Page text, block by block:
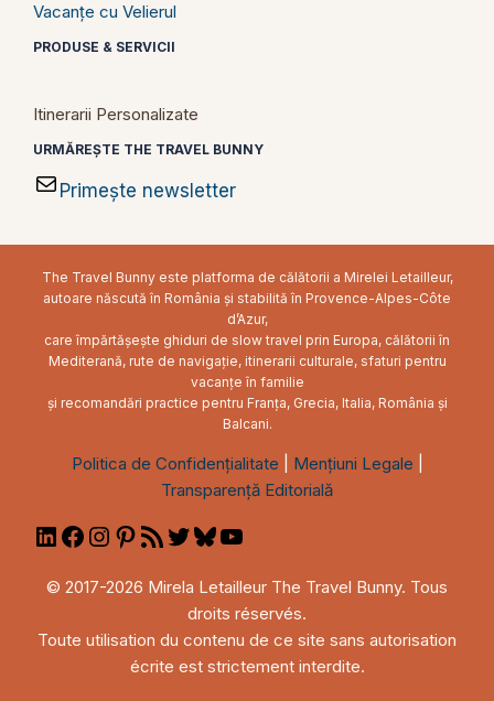
Vacanțe cu Velierul
PRODUSE & SERVICII
Itinerarii Personalizate
URMĂREȘTE THE TRAVEL BUNNY
Primește newsletter
The Travel Bunny este platforma de călătorii a Mirelei Letailleur,
autoare născută în România și stabilită în Provence-Alpes-Côte
d’Azur,
care împărtășește ghiduri de slow travel prin Europa, călătorii în
Mediterană, rute de navigație, itinerarii culturale, sfaturi pentru
vacanțe în familie
și recomandări practice pentru Franța, Grecia, Italia, România și
Balcani.
Politica de Confidențialitate Mențiuni Legale
Transparență Editorială
LinkedIn
Facebook
Instagram
Pinterest
RSSTwitterBluesky
© 2017-2026 Mirela Letailleur The Travel Bunny. Tous
droits réservés.
Toute utilisation du contenu de ce site sans autorisation
écrite est strictement interdite.